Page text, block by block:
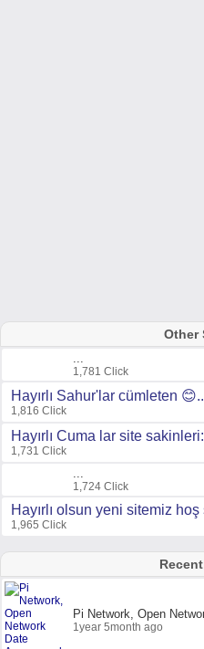
Other
...
1,781 Click
Hayırlı Sahur'lar cümleten
1,816 Click
Hayırlı Cuma lar site
1,731 Click
...
1,724 Click
Hayırlı olsun yeni sitemiz
1,965 Click
Pi Network, Open
1year 5month ago